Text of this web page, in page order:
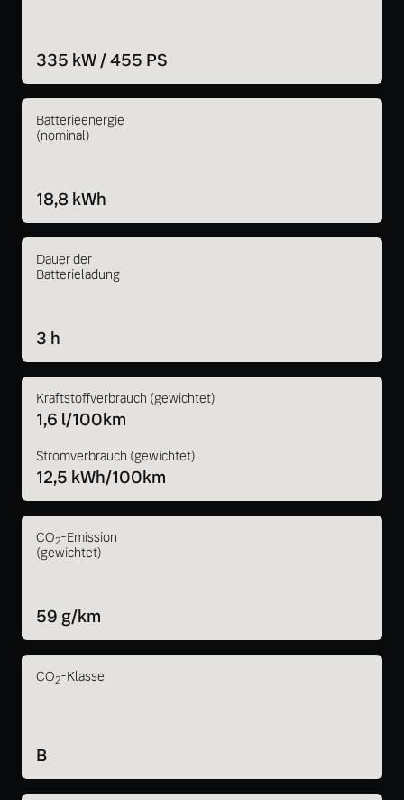
335 kW / 455 PS
Batterieenergie
(nominal)
18,8 kWh
Dauer der
Batterieladung
3 h
Kraftstoffverbrauch (gewichtet)
1,6 l/100km
Stromverbrauch (gewichtet)
12,5 kWh/100km
CO2-Emission
(gewichtet)
59 g/km
CO2-Klasse
B